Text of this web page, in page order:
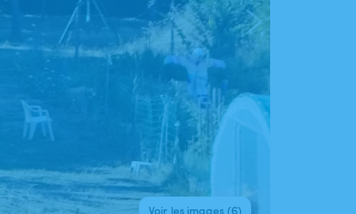
Voir les images (6)